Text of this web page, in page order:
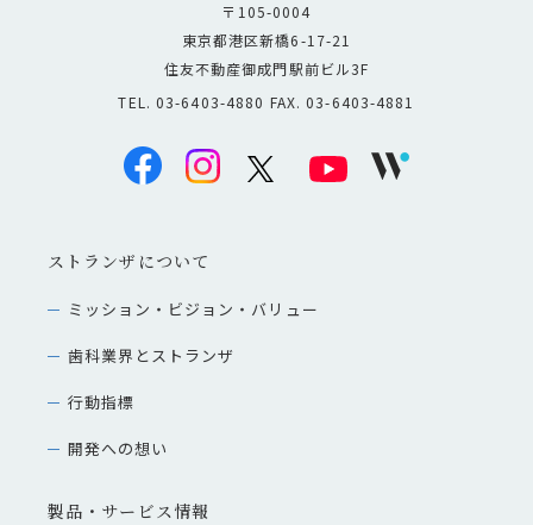
〒105-0004
東京都港区新橋6-17-21
住友不動産御成門駅前ビル3F
TEL. 03-6403-4880 FAX. 03-6403-4881
ストランザについて
ミッション・ビジョン・バリュー
歯科業界とストランザ
行動指標
開発への想い
製品・サービス情報